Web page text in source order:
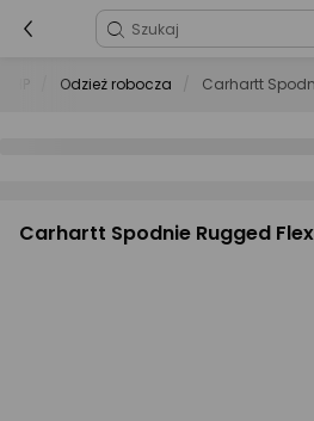
BHP Odzież robocza Carhartt
Carhartt Spodnie Rugged